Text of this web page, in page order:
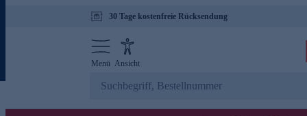
30 Tage kostenfreie Rücksendung
Menü Ansicht